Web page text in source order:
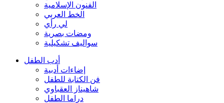
الفنون الإسلامية
الخط العربي
لي رأي
ومضات بصرية
سواليف تشكيلية
أدب الطفل
إضاءات أدبية
فن الكتابة للطفل
شاهيناز العقباوي
دراما الطفل